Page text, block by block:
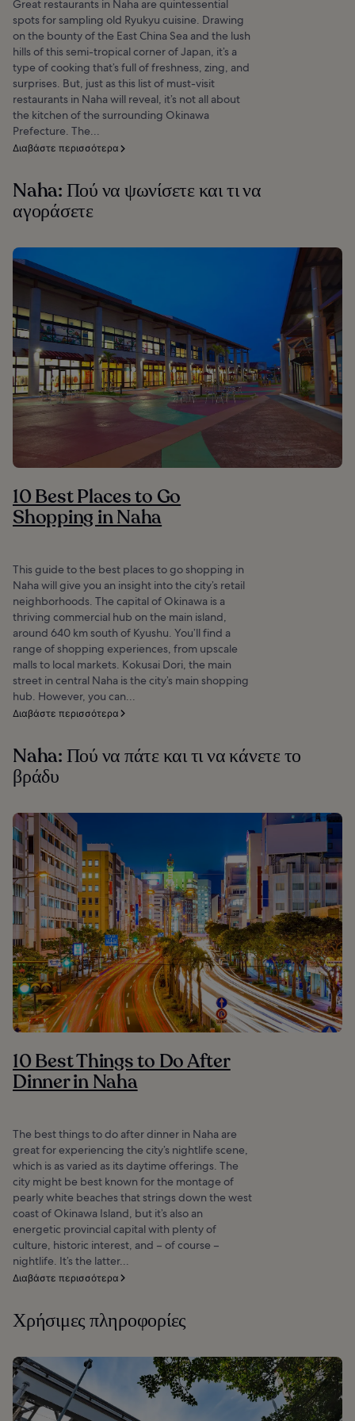
Great restaurants in Naha are quintessential
spots for sampling old Ryukyu cuisine. Drawing
on the bounty of the East China Sea and the lush
hills of this semi-tropical corner of Japan, it’s a
type of cooking that’s full of freshness, zing, and
surprises. But, just as this list of must-visit
restaurants in Naha will reveal, it’s not all about
the kitchen of the surrounding Okinawa
Prefecture. The...
Διαβάστε περισσότερα
Naha: Πού να ψωνίσετε και τι να
αγοράσετε
10 Best Places to Go
Shopping in Naha
This guide to the best places to go shopping in
Naha will give you an insight into the city’s retail
neighborhoods. The capital of Okinawa is a
thriving commercial hub on the main island,
around 640 km south of Kyushu. You’ll find a
range of shopping experiences, from upscale
malls to local markets. Kokusai Dori, the main
street in central Naha is the city’s main shopping
hub. However, you can...
Διαβάστε περισσότερα
Naha: Πού να πάτε και τι να κάνετε το
βράδυ
10 Best Things to Do After
Dinner in Naha
The best things to do after dinner in Naha are
great for experiencing the city’s nightlife scene,
which is as varied as its daytime offerings. The
city might be best known for the montage of
pearly white beaches that strings down the west
coast of Okinawa Island, but it’s also an
energetic provincial capital with plenty of
culture, historic interest, and – of course –
nightlife. It’s the latter...
Διαβάστε περισσότερα
Χρήσιμες πληροφορίες